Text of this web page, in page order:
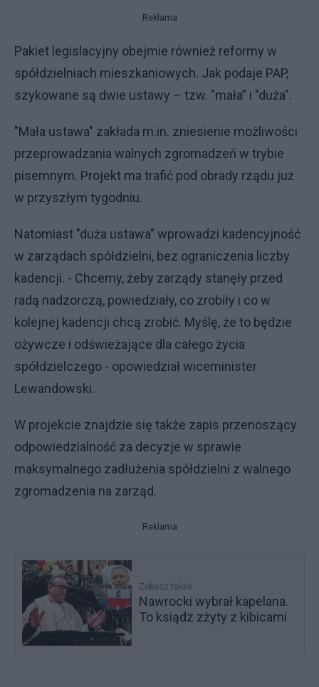
Reklama
Pakiet legislacyjny obejmie również reformy w
spółdzielniach mieszkaniowych. Jak podaje PAP,
szykowane są dwie ustawy – tzw. "mała” i "duża".
"Mała ustawa" zakłada m.in. zniesienie możliwości
przeprowadzania walnych zgromadzeń w trybie
pisemnym. Projekt ma trafić pod obrady rządu już
w przyszłym tygodniu.
Natomiast "duża ustawa” wprowadzi kadencyjność
w zarządach spółdzielni, bez ograniczenia liczby
kadencji. - Chcemy, żeby zarządy stanęły przed
radą nadzorczą, powiedziały, co zrobiły i co w
kolejnej kadencji chcą zrobić. Myślę, że to będzie
ożywcze i odświeżające dla całego życia
spółdzielczego - opowiedział wiceminister
Lewandowski.
W projekcie znajdzie się także zapis przenoszący
odpowiedzialność za decyzje w sprawie
maksymalnego zadłużenia spółdzielni z walnego
zgromadzenia na zarząd.
Reklama
Zobacz także
Nawrocki wybrał kapelana.
To ksiądz zżyty z kibicami